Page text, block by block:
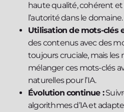
haute qualité, cohérent
l’autorité dans le domaine.
Utilisation de mots-clés
des contenus avec des
toujours cruciale, mais
mélanger ces mots-clés
naturelles pour l’IA.
Évolution continue :
algorithmes d’IA et